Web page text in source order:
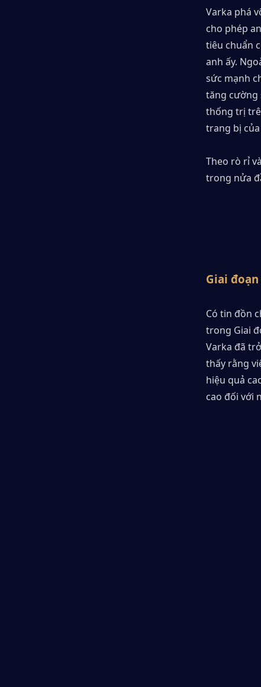
Varka phá
cho phép
tiêu chuẩn
anh ấy.
sức mạnh
tăng cường
thống trị
trang bị
Theo rò rỉ
trong nửa
Giai đoạn
Có tin đồn
trong Giai
Varka đã
thấy rằng
hiệu quả
cao đối với